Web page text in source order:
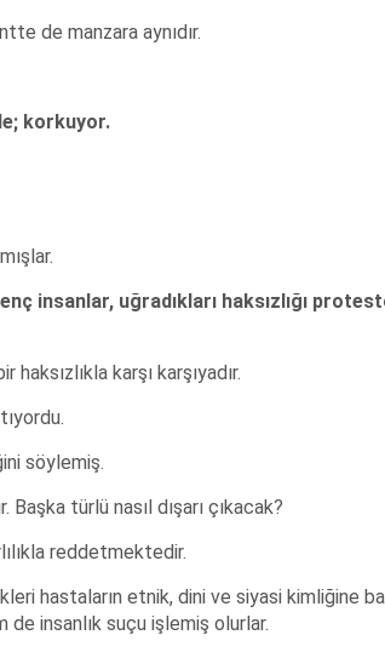
de manzara aynıdır.
korkuyor.
insanlar, uğradıkları haksızlığı
karşı karşıyadır.
söylemiş.
türlü nasıl dışarı çıkacak?
reddetmektedir.
hastaların etnik, dini ve siyasi kimliğine
de insanlık suçu işlemiş olurlar.